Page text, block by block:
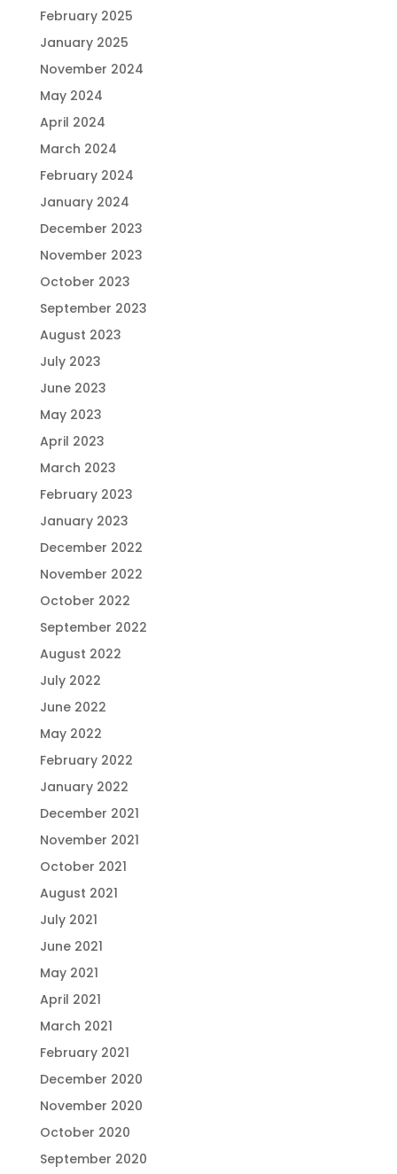
February 2025
January 2025
November 2024
May 2024
April 2024
March 2024
February 2024
January 2024
December 2023
November 2023
October 2023
September 2023
August 2023
July 2023
June 2023
May 2023
April 2023
March 2023
February 2023
January 2023
December 2022
November 2022
October 2022
September 2022
August 2022
July 2022
June 2022
May 2022
February 2022
January 2022
December 2021
November 2021
October 2021
August 2021
July 2021
June 2021
May 2021
April 2021
March 2021
February 2021
December 2020
November 2020
October 2020
September 2020